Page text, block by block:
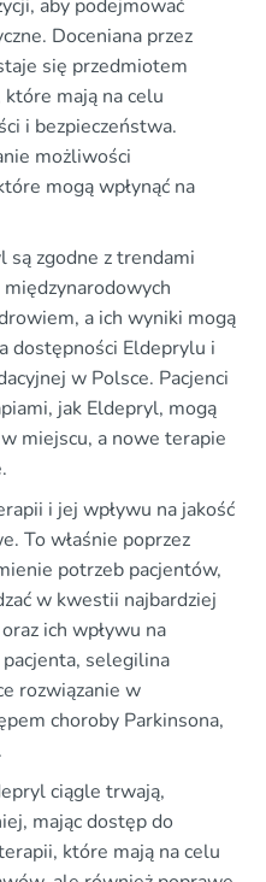
aby podejmować
Doceniana przez
się przedmiotem
mają na celu
i bezpieczeństwa.
możliwości
mogą wpłynąć na
są zgodne z trendami
a ich wyniki mogą
dostępności Eldeprylu i
w Polsce. Pacjenci
jak Eldepryl, mogą
miejscu, a nowe terapie
i jej wpływu na jakość
To właśnie poprzez
potrzeb pacjentów,
w kwestii najbardziej
ich wpływu na
selegilina
rozwiązanie w
choroby Parkinsona,
ciągle trwają,
mając dostęp do
które mają na celu